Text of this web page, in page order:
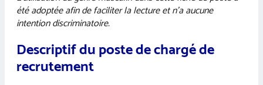
été adoptée afin de faciliter la lecture et n’a aucune
intention discriminatoire.
Descriptif du poste de chargé de
recrutement